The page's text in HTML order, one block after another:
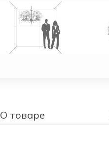
О товаре